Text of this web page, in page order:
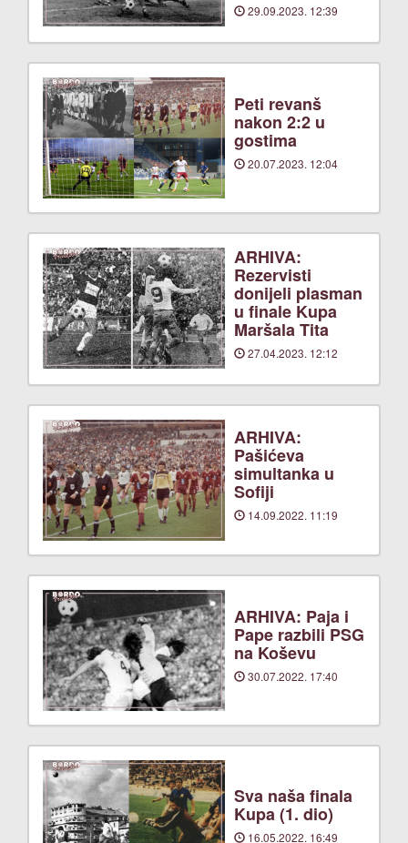
29.09.2023. 12:39
Peti revanš
nakon 2:2 u
gostima
20.07.2023. 12:04
ARHIVA:
Rezervisti
donijeli plasman
u finale Kupa
Maršala Tita
27.04.2023. 12:12
ARHIVA:
Pašićeva
simultanka u
Sofiji
14.09.2022. 11:19
ARHIVA: Paja i
Pape razbili PSG
na Koševu
30.07.2022. 17:40
Sva naša finala
Kupa (1. dio)
16.05.2022. 16:49